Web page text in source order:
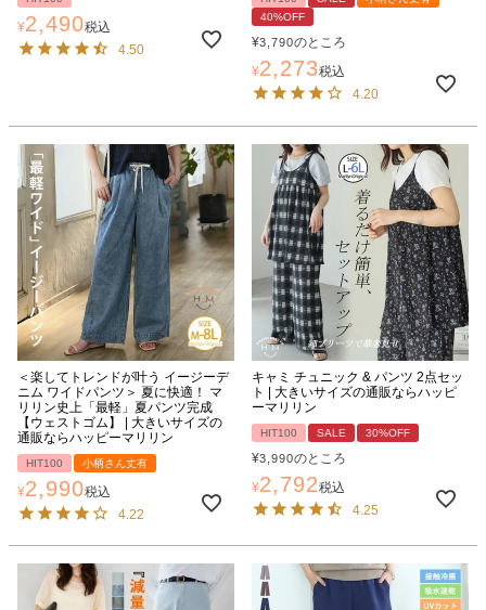
¥2,490税込
4.50
40%OFF
¥3,790のところ
¥2,273税込
4.20
＜楽してトレンドが叶う イージーデ
ニム ワイドパンツ＞ 夏に快適！ マ
リリン史上「最軽」夏パンツ完成
【ウェストゴム】 | 大きいサイズの
通販ならハッピーマリリン
HIT100 小柄さん丈有
¥2,990税込
4.22
キャミ チュニック & パンツ 2点セッ
ト | 大きいサイズの通販ならハッピ
ーマリリン
HIT100 SALE 30%OFF
¥3,990のところ
¥2,792税込
4.25